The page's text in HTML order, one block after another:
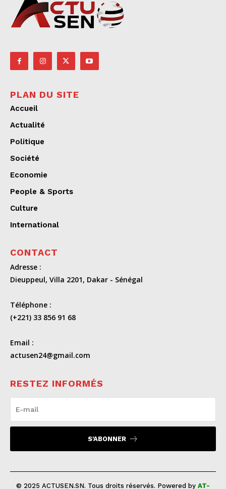
PLAN DU SITE
Accueil
Actualité
Politique
Société
Economie
People & Sports
Culture
International
CONTACT
Adresse :
Dieuppeul, Villa 2201, Dakar - Sénégal
Téléphone :
(+221) 33 856 91 68
Email :
actusen24@gmail.com
RESTEZ INFORMÉS
S'ABONNER
© 2025 ACTUSEN.SN. Tous droits réservés. Powered by AT-